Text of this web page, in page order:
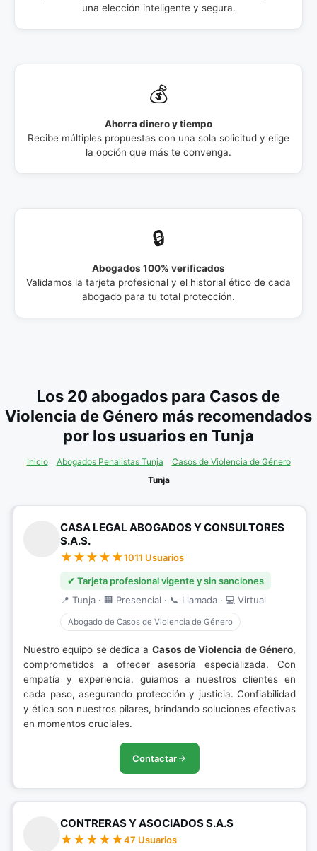
una elección inteligente y segura.
💰
Ahorra dinero y tiempo
Recibe múltiples propuestas con una sola solicitud y elige
la opción que más te convenga.
🔒
Abogados 100% verificados
Validamos la tarjeta profesional y el historial ético de cada
abogado para tu total protección.
Los 20 abogados para Casos de
Violencia de Género más recomendados
por los usuarios en Tunja
Inicio Abogados Penalistas Tunja
Casos de Violencia de Género
Tunja
CASA LEGAL ABOGADOS Y CONSULTORES
S.A.S.
1011 Usuarios
✔ Tarjeta profesional vigente y sin sanciones
📍 Tunja · 🏢 Presencial · 📞 Llamada · 💻 Virtual
Abogado de Casos de Violencia de Género
Nuestro equipo se dedica a Casos de Violencia de Género,
comprometidos a ofrecer asesoría especializada. Con
empatía y experiencia, guiamos a nuestros clientes en
cada paso, asegurando protección y justicia. Confiabilidad
y ética son nuestros pilares, brindando soluciones efectivas
en momentos cruciales.
Contactar
CONTRERAS Y ASOCIADOS S.A.S
47 Usuarios